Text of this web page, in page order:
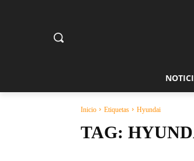
Inicio Etiquetas Hyundai
TAG: